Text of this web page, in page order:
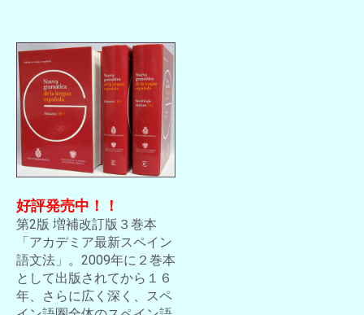
好評発売中！！
第2版 増補改訂版３巻本
「アカデミア最新スペイン
語文法」。2009年に２巻本
として出版されてから１６
年、さらに広く深く、スペ